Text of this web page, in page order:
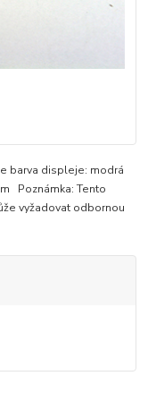
barva displeje: modrá
Poznámka: Tento
vyžadovat odbornou